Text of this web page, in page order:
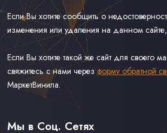
Если Вы хотите сообщить о
изменения или удаления на данном сайте,
Если Вы хотите такой же сайт для своего
свяжитесь с нами через форму обратной
МаркетВинила.
Каталог Музыки на Виниле В Наличии
Доставка и Оплата
Мы в Соц. Сетях